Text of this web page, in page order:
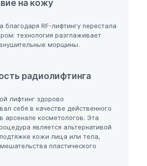
на кожу
благодаря RF-лифтингу перестала
технология разглаживает
морщины.
радиолифтинга
лифтинг здорово
себя в качестве действенного
арсенале косметологов. Эта
является альтернативой
кожи лица или тела,
пластического